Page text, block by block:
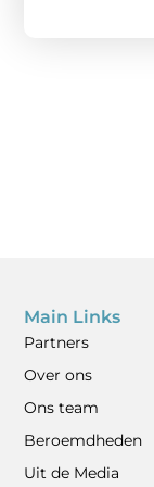
Main Links
Partners
Over ons
Ons team
Beroemdheden
Uit de Media